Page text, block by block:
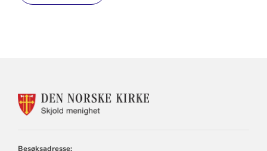
KONTAKTINFORMASJON
Besøksadresse: